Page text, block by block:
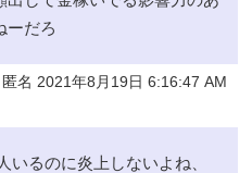
ーだろ
名 2021年8月19日 6:16:47 AM
いるのに炎上しないよね、